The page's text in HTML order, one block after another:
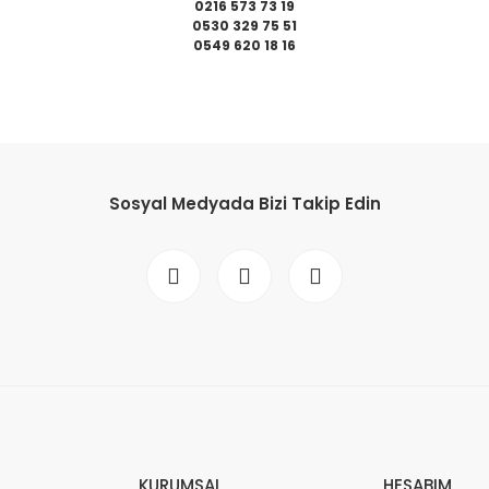
0216 573 73 19
0530 329 75 51
0549 620 18 16
Sosyal Medyada Bizi Takip Edin